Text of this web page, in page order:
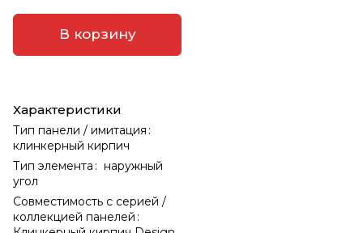
В корзину
Характеристики
Тип панели / имитация :
клинкерный кирпич
Тип элемента : наружный
угол
Совместимость с серией /
коллекцией панелей :